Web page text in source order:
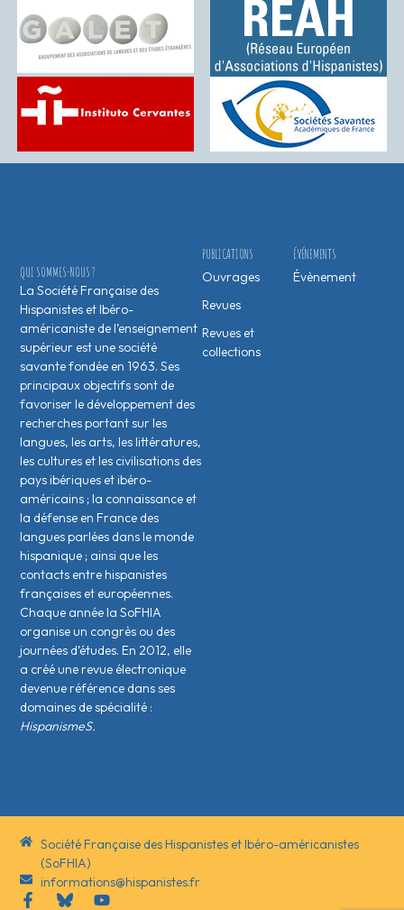
ÉVÉNEMENTS
Évènement
PUBLICATIONS
Ouvrages
Revues
Revues et
collections
QUI SOMMES-NOUS ?
La Société Française des
Hispanistes et Ibéro-
américaniste de l’enseignement
supérieur est une société
savante fondée en 1963. Ses
principaux objectifs sont de
favoriser le développement des
recherches portant sur les
langues, les arts, les littératures,
les cultures et les civilisations des
pays ibériques et ibéro-
américains ; la connaissance et
la défense en France des
langues parlées dans le monde
hispanique ; ainsi que les
contacts entre hispanistes
français·es et européen·nes.
Chaque année la SoFHIA
organise un congrès ou des
journées d’études. En 2012, elle
a créé une revue électronique
devenue référence dans ses
domaines de spécialité :
HispanismeS.
Société Française des Hispanistes et Ibéro-américanistes
(SoFHIA)
informations@hispanistes.fr